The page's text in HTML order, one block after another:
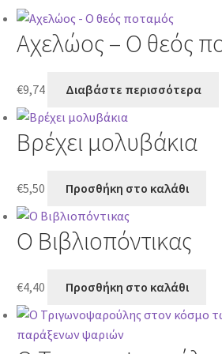
Αχελώος – Ο θεός
€9,74 Διαβάστε περισσότερα
Βρέχει μολυβάκια
€5,50 Προσθήκη στο καλάθι
Ο Βιβλιοπόντικας
€4,40 Προσθήκη στο καλάθι